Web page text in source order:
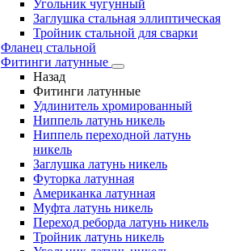
Угольник чугунный
Заглушка стальная эллиптическая
Тройник стальной для сварки
Фланец стальной
Фитинги латунные
Назад
Фитинги латунные
Удлинитель хромированный
Ниппель латунь никель
Ниппель переходной латунь
никель
Заглушка латунь никель
Футорка латунная
Американка латунная
Муфта латунь никель
Переход реборда латунь никель
Тройник латунь никель